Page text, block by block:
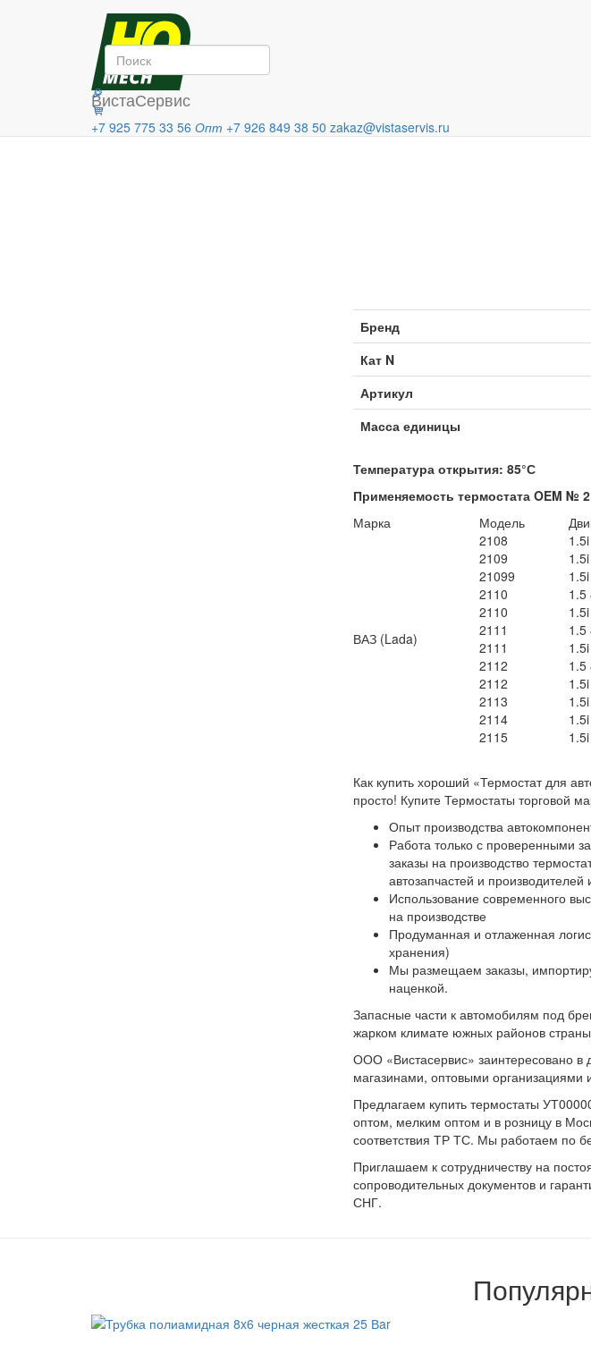
ВистаСервис
+7 925 775 33 56 Опт +7 926 849 38 50 zakaz@vistaservis.ru
Категории
Бренд
Кат N
Артикул
Масса единицы
Температура открытия: 85°С
Применяемость термостата OEM №
Марка
Модель
ВАЗ (Lada)
2108
2109
21099
2110
1.5
2110
2111
1.5
2111
2112
1.5
2112
2113
2114
2115
Как купить хороший «Термостат для
просто! Купите Термостаты торговой
Опыт производства
Работа только с проверенными
заказы на производство
автозапчастей и
Использование современного
на производстве
Продуманная и отлаженная
хранения)
Мы размещаем заказы,
наценкой.
Запасные части к автомобилям под
жарком климате южных районов
ООО «Вистасервис» заинтересовано в
магазинами, оптовыми организациями
Предлагаем купить термостаты
оптом, мелким оптом и в розницу в
соответствия ТР ТС. Мы работаем по
Приглашаем к сотрудничеству на
сопроводительных документов и
СНГ.